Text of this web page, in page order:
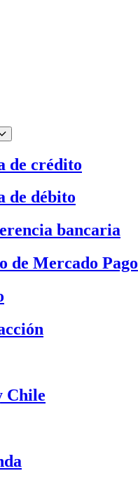
de crédito
de débito
bancaria
de Mercado Pago
Chile